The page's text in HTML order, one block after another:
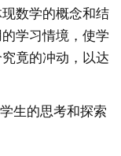
数学的概念和结
学习情境，使学
竟的冲动，以达
生的思考和探索